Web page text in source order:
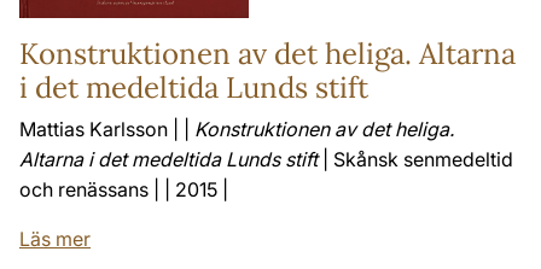
Konstruktionen av det heliga. Altarna
i det medeltida Lunds stift
Mattias Karlsson | | Konstruktionen av det heliga.
Altarna i det medeltida Lunds stift| Skånsk senmedeltid
och renässans | | 2015 |
Läs mer